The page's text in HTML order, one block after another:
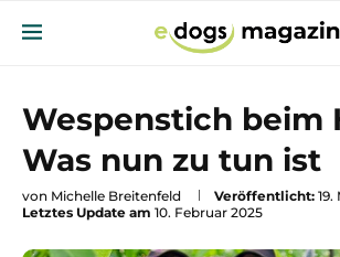
Wespenstich beim
Was nun zu tun ist
von Michelle Breitenfeld Veröffentlicht: 19.
Letztes Update am 10. Februar 2025